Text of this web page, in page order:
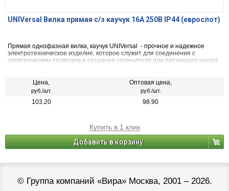
UNIVersal Вилка прямая c/з каучук 16А 250В IP44 (еврослот)
Прямая однофазная вилка, каучук UNIVersal - прочное и надежное
электротехническое изделие, которое служит для соединения с
электрическим проводом и создания удлинителя или питающего шнура
Цена,
руб./шт.
Оптовая цена,
руб./шт.
103.20 98.90
Купить в 1 клик
Добавить в корзину
© Группа компаний «Вира»Москва, 2001 – 2026.